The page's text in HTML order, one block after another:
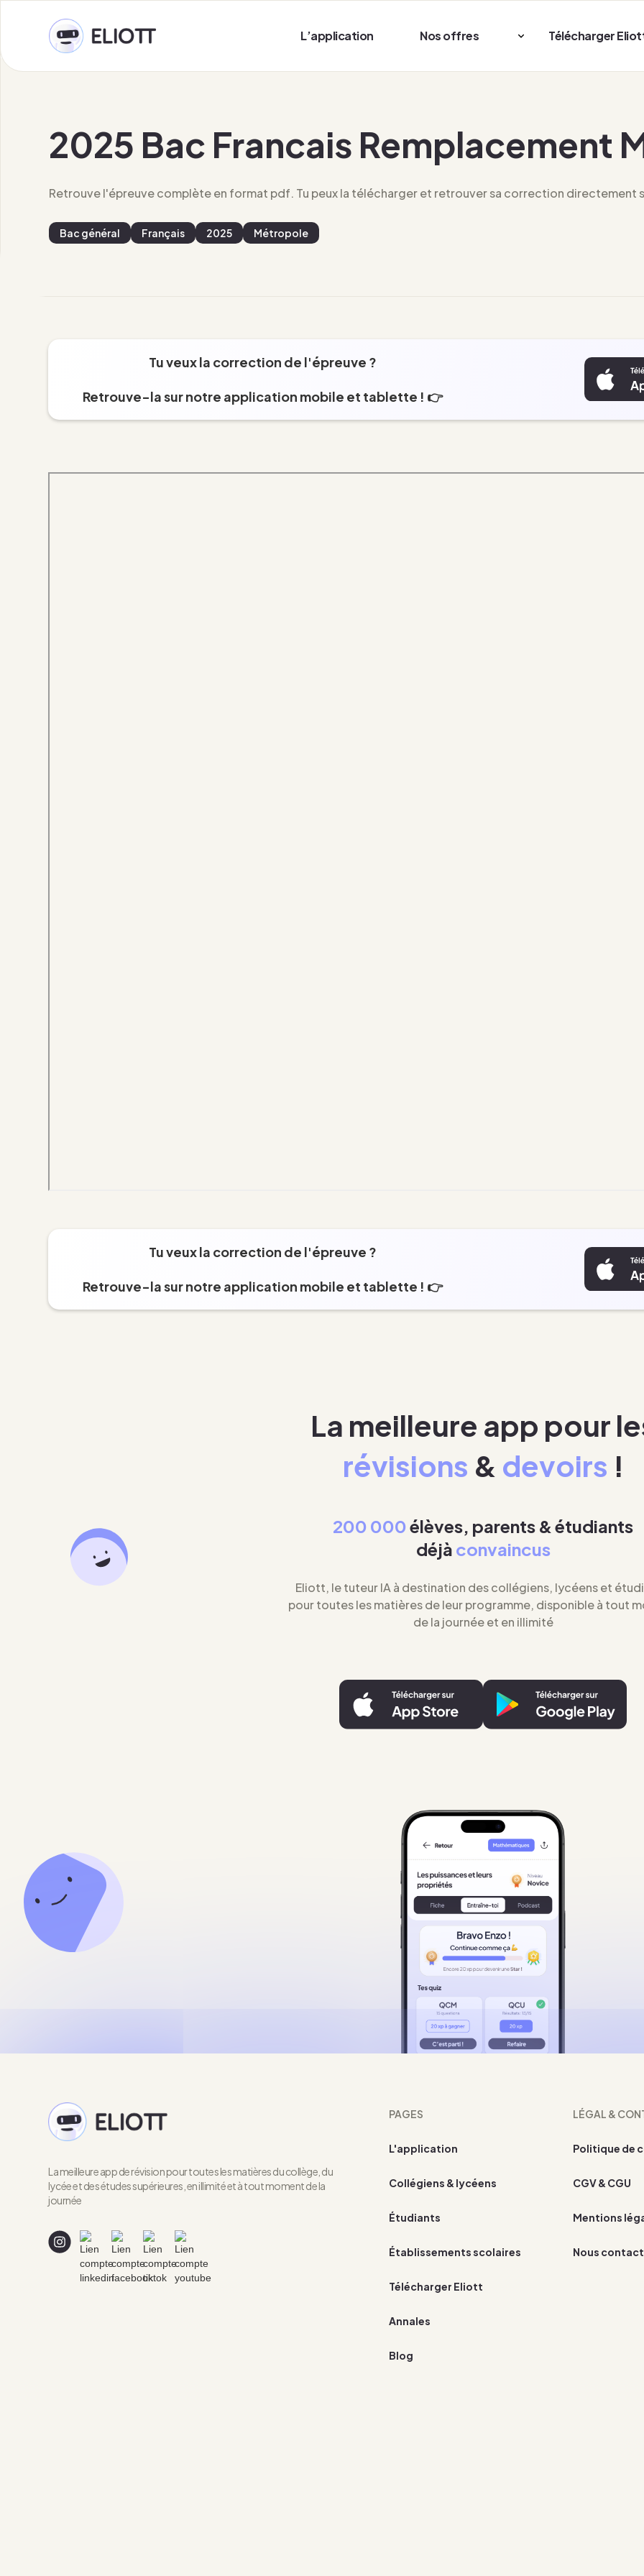
L’application Nos offres Télécharger
2025 Bac Francais Remplacement
Retrouve l'épreuve complète en format pdf. Tu peux la télécharger et retrouver sa correction directement
Bac général Français 2025 Métropole
Tu veux la correction de l'épreuve ?
Retrouve-la sur notre application mobile et tablette ! 👉
Tu veux la correction de l'épreuve ?
Retrouve-la sur notre application mobile et tablette ! 👉
La meilleure app pour
révisions & devoirs !
200 000élèves, parents & étudiants
déjà convaincus
Eliott, le tuteur IA à destination des collégiens, lycéens et
pour toutes les matières de leur programme, disponible à tout
de la journée et en illimité
La meilleure app de révision pour toutes les matières du collège, du
lycée et des études supérieures, en illimité et à tout moment de la
journée
PAGES
L'application
Collégiens & lycéens
Étudiants
Établissements scolaires
Télécharger Eliott
Annales
Blog
LÉGAL &
Politique de
CGV & CGU
Mentions
Nous